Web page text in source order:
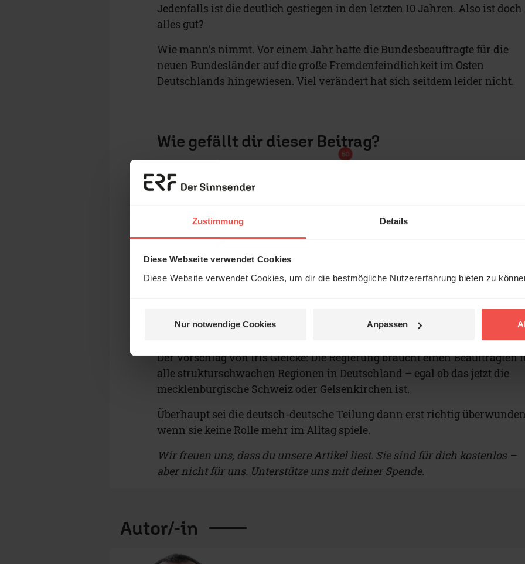
Zustimmung Details
Diese Webseite verwendet Cookies
Diese Website verwendet Cookies, um dir die bestmögliche Nutzererfahrung bieten zu
Nur notwendige Cookies Anpassen
Jedenfalls ist die deutlich gestiegen in den letzten 10 Jahren. Also ist doch
alles gut?
Wie mann’s nimmt. Vor einem Jahr hatte die Bundesbeauftragte für die
neuen Bundesländer auf die große Fremdenfeindlichkeit im Osten
Deutschlands hingewiesen. Viel verändert hat sich seitdem leider nicht.
Wie gefällt dir dieser Beitrag?
50
Brexit bringt Nachteil für den Osten
härter könnte den Osten Deutschlands allerdings der Brexit treffen. Denn:
Fördergelder wegfallen.
Der Vorschlag von Iris Gleicke: Die Regierung braucht einen Beauftragten
alle strukturschwachen Regionen in Deutschland – egal ob das jetzt die
mecklenburgische Schweiz oder Gelsenkirchen ist.
Überhaupt sei die deutsch-deutsche Teilung dann erst richtig
wenn sie keine Rolle mehr im Alltag spiele.
Wir freuen uns, dass du unsere Artikel liest. Sie sind für dich kostenlos –
aber nicht für uns. Unterstütze uns mit deiner Spende.
Autor/-in